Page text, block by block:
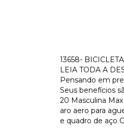
13658-
LEIA TODA A
Pensando em
Seus benefícios
20 Masculina
aro aero para
e quadro de aço